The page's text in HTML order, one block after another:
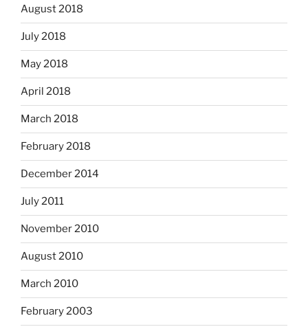
August 2018
July 2018
May 2018
April 2018
March 2018
February 2018
December 2014
July 2011
November 2010
August 2010
March 2010
February 2003